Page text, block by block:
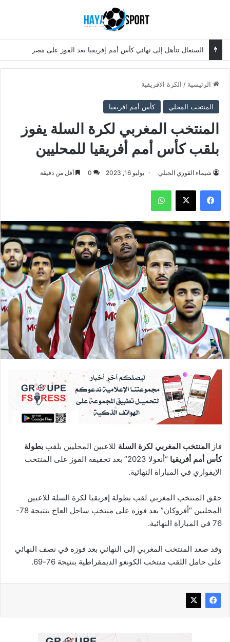
السنغال تتأهل إلى نهائي كأس أمم إفريقيا بعد الفوز على مصر
الرئيسية / الكرة الافريقية
المنتخب المحلي كأس أمم افريقيا
المنتخب المغربي لكرة السلة يفوز
بلقب كأس أمم أفريقيا للمحليين
شيماء القوري الجبلي يوليو 16, 2023 0 أقل من دقيقة
فيسبوك ‫X واتساب
فاز المنتخب المغربي لكرة السلة للاعبين المحليين بلقب بطولة
كأس أمم أفريقيا
“أنغولا 2023” بعد تحقيقه الفوز على المنتخب
الإيفواري في المباراة النهائية.
حقق المنتخب المغربي لقب بطولة إفريقيا لكرة السلة للاعبين
المحليين “أفروكان” بعد فوزه على منتخب ساحل العاج بنتيجة 78-
76 في المباراة النهائية.
وقد صعد المنتخب المغربي إلى النهائي بعد فوزه في نصف النهائي
على حامل اللقب منتخب الكونغو الديمقراطية بنتيجة 76-69.